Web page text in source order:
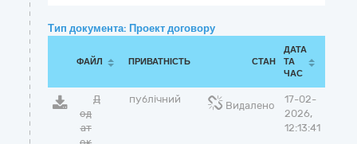
Тип документа: Проект договору
ФАЙЛ ПРИВАТНІСТЬ СТАН
ДАТА
ТА
ЧАС
Д
од
ат
публічний
Видалено
17-02-
2026,
12:13:41